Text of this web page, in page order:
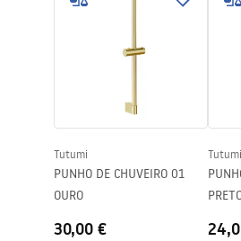
Diâmetro da conexão
Garantia
Tutumi
PUNHO DE CHUVEIRO 01
OURO
30,00 €
Tutumi